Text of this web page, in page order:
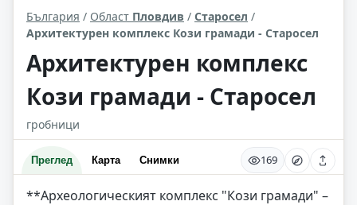
България / Област Пловдив / Старосел /
Архитектурен комплекс Кози грамади - Старосел
Архитектурен комплекс
Кози грамади - Старосел
гробници
Преглед Карта Снимки 169
**Археологическият комплекс "Кози грамади" –